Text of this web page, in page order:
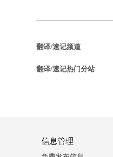
翻译/速记频道
翻译/速记热门分站
信息管理